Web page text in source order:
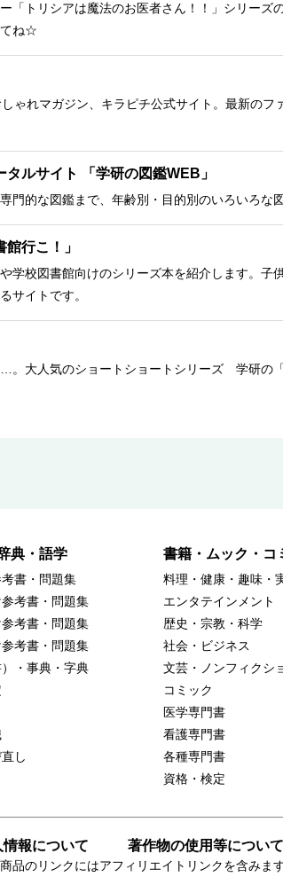
「トリシアは魔法のお医者さん！！」シリー
てね☆
ゃれマガジン、キラピチ公式サイト。最新の
ルサイト 「学研の図鑑WEB」
門的な図鑑まで、年齢別・目的別のいろいろな
行こ！」
学校図書館向けのシリーズ本を紹介します。子
サイトです。
。大人気のショートショートシリーズ 学研の
典・語学
書・問題集
考書・問題集
考書・問題集
考書・問題集
・事典・字典
し
書籍・ムック・コ
料理・健康・趣味・
エンタテインメント
歴史・宗教・科学
社会・ビジネス
文芸・ノンフィクシ
コミック
医学専門書
看護専門書
各種専門書
資格・検定
情報について 著作物の使用等について
商品のリンクにはアフィリエイトリンクを含みます